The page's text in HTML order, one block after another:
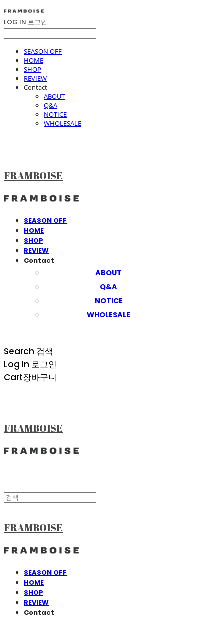
LOG IN 로그인
SEASON OFF
HOME
SHOP
REVIEW
Contact
ABOUT
Q&A
NOTICE
WHOLESALE
FRAMBOISE
SEASON OFF
HOME
SHOP
REVIEW
Contact
ABOUT
Q&A
NOTICE
WHOLESALE
Search 검색
Log In 로그인
Cart장바구니
FRAMBOISE
FRAMBOISE
SEASON OFF
HOME
SHOP
REVIEW
Contact